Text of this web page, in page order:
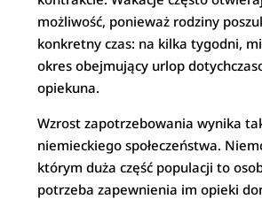
możliwość, ponieważ rodziny
konkretny czas: na kilka tygodni,
okres obejmujący urlop
opiekuna.
Wzrost zapotrzebowania wynika
niemieckiego społeczeństwa.
którym duża część populacji to
potrzeba zapewnienia im opieki